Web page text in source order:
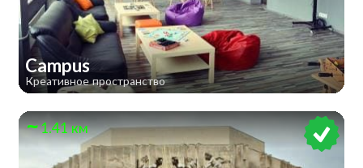
Campus
Креативное пространство
1.41 км